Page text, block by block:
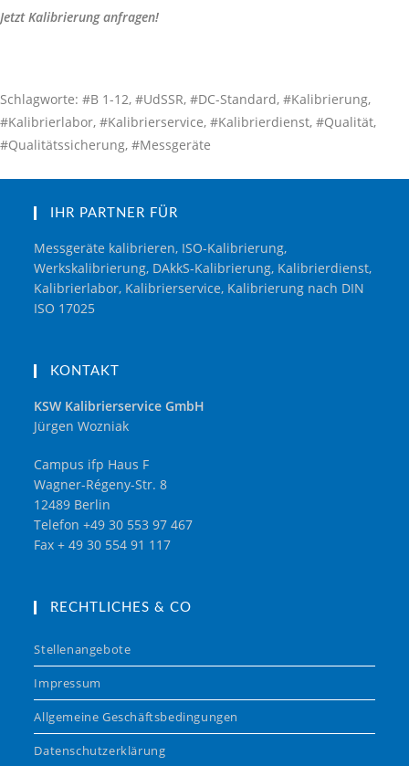
Jetzt Kalibrierung anfragen!
Schlagworte: #B 1-12, #UdSSR, #DC-Standard, #Kalibrierung,
#Kalibrierlabor, #Kalibrierservice, #Kalibrierdienst, #Qualität,
#Qualitätssicherung, #Messgeräte
IHR PARTNER FÜR
Messgeräte kalibrieren, ISO-Kalibrierung,
Werkskalibrierung, DAkkS-Kalibrierung, Kalibrierdienst,
Kalibrierlabor, Kalibrierservice, Kalibrierung nach DIN
ISO 17025
KONTAKT
KSW Kalibrierservice GmbH
Jürgen Wozniak
Campus ifp Haus F
Wagner-Régeny-Str. 8
12489 Berlin
Telefon +49 30 553 97 467
Fax + 49 30 554 91 117
RECHTLICHES & CO
Stellenangebote
Impressum
Allgemeine Geschäftsbedingungen
Datenschutzerklärung